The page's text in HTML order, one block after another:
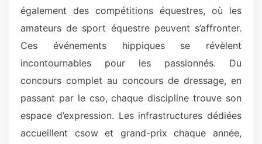
également des compétitions équestres, où les
amateurs de sport équestre peuvent s’affronter.
Ces événements hippiques se révèlent
incontournables pour les passionnés. Du
concours complet au concours de dressage, en
passant par le cso, chaque discipline trouve son
espace d’expression. Les infrastructures dédiées
accueillent csow et grand-prix chaque année,